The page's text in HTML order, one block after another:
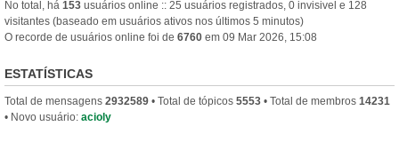
No total, há 153 usuários online :: 25 usuários registrados, 0 invisivel e 128
visitantes (baseado em usuários ativos nos últimos 5 minutos)
O recorde de usuários online foi de 6760 em 09 Mar 2026, 15:08
ESTATÍSTICAS
Total de mensagens 2932589 • Total de tópicos 5553 • Total de membros 14231
• Novo usuário: acioly